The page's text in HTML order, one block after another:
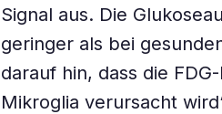
Signal aus. Die
geringer als bei
darauf hin, dass die
Mikroglia verursacht